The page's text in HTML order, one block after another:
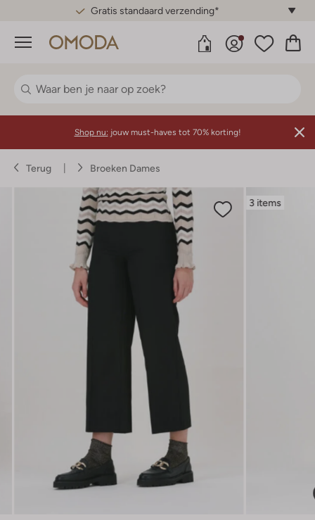
Gratis standaard verzending*
Menu
Shop nu: jouw must-haves tot 70% korting!
Terug Broeken Dames
3 items